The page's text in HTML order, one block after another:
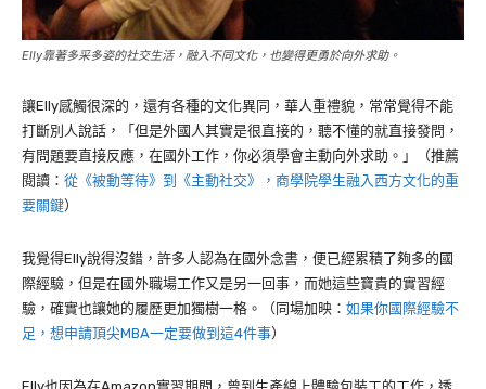
Elly靠著多采多姿的社交生活，融入不同文化，也變得更勇於向外求助。
讓Elly感觸很深的，還有各種的文化異同，華人重禮貌，常常覺得不能
打斷別人說話，「但是外國人其實是很直接的，聽不懂的就直接發問，
有問題要直接反應，在國外工作，你必須學會主動向外求助。」（推薦
閱讀： 從《被動等待》到《主動社交》，商學院學生融入西方文化的重
要關鍵）
我覺得Elly說得沒錯，許多人認為在國外念書，便已經累積了夠多的國
際經驗，但是在國外職場工作又是另一回事，而她這些寶貴的實習經
驗，確實也讓她的履歷更加獨樹一格。（同場加映： 如果你國際經驗不
足，想申請頂尖MBA一定要做到這4件事）